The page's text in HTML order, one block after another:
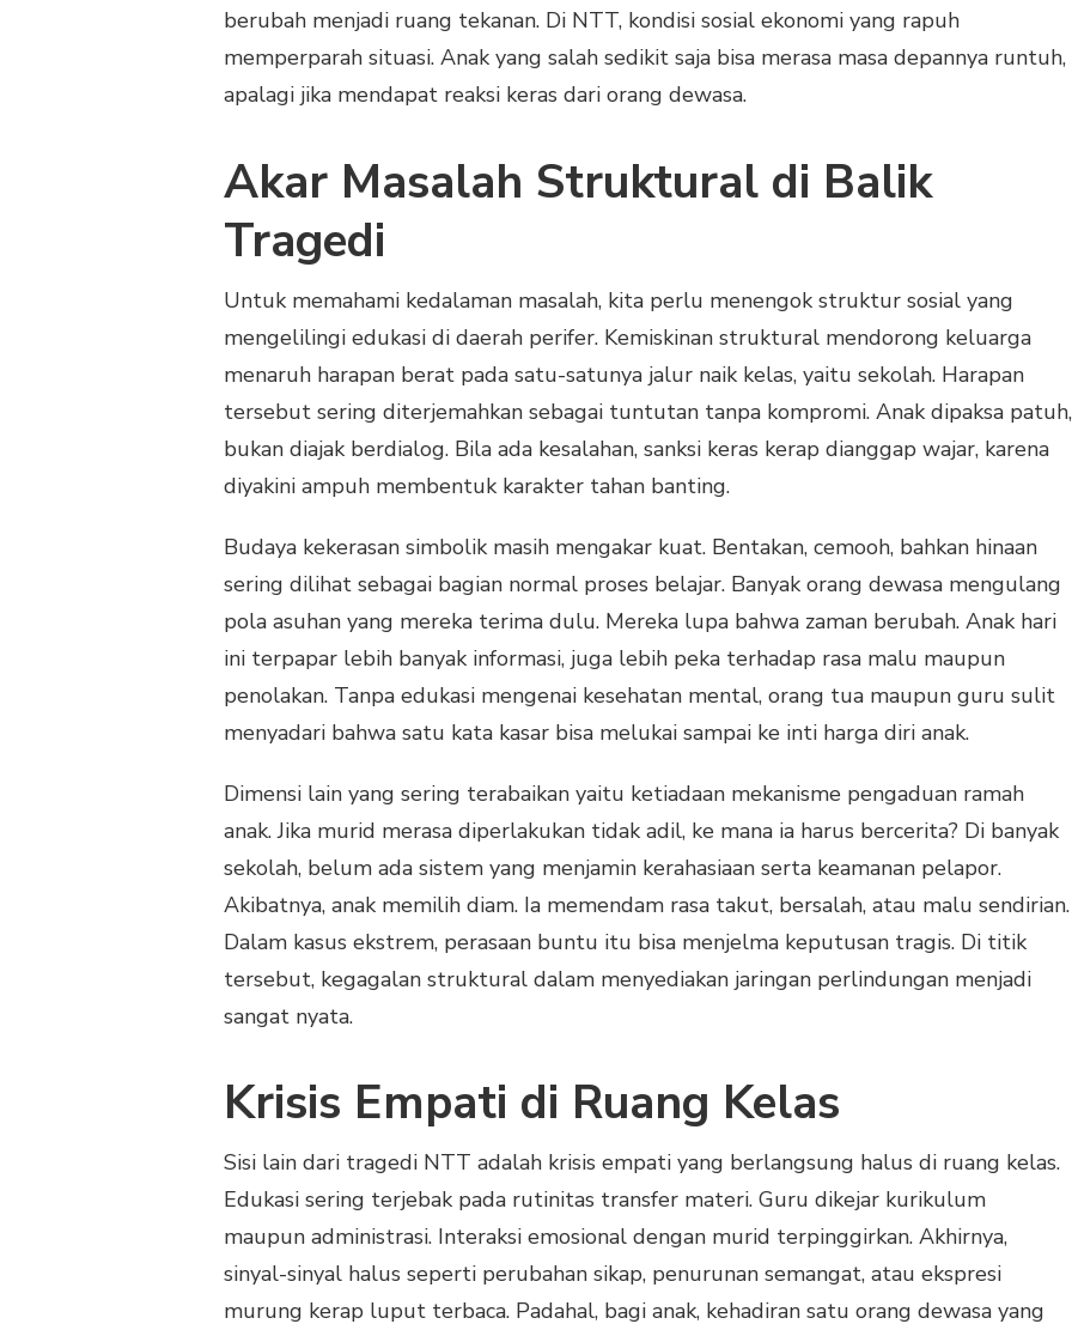
berubah menjadi ruang tekanan. Di NTT, kondisi sosial ekonomi yang rapuh
memperparah situasi. Anak yang salah sedikit saja bisa merasa masa depannya runtuh,
apalagi jika mendapat reaksi keras dari orang dewasa.
Akar Masalah Struktural di Balik
Tragedi
Untuk memahami kedalaman masalah, kita perlu menengok struktur sosial yang
mengelilingi edukasi di daerah perifer. Kemiskinan struktural mendorong keluarga
menaruh harapan berat pada satu-satunya jalur naik kelas, yaitu sekolah. Harapan
tersebut sering diterjemahkan sebagai tuntutan tanpa kompromi. Anak dipaksa patuh,
bukan diajak berdialog. Bila ada kesalahan, sanksi keras kerap dianggap wajar, karena
diyakini ampuh membentuk karakter tahan banting.
Budaya kekerasan simbolik masih mengakar kuat. Bentakan, cemooh, bahkan hinaan
sering dilihat sebagai bagian normal proses belajar. Banyak orang dewasa mengulang
pola asuhan yang mereka terima dulu. Mereka lupa bahwa zaman berubah. Anak hari
ini terpapar lebih banyak informasi, juga lebih peka terhadap rasa malu maupun
penolakan. Tanpa edukasi mengenai kesehatan mental, orang tua maupun guru sulit
menyadari bahwa satu kata kasar bisa melukai sampai ke inti harga diri anak.
Dimensi lain yang sering terabaikan yaitu ketiadaan mekanisme pengaduan ramah
anak. Jika murid merasa diperlakukan tidak adil, ke mana ia harus bercerita? Di banyak
sekolah, belum ada sistem yang menjamin kerahasiaan serta keamanan pelapor.
Akibatnya, anak memilih diam. Ia memendam rasa takut, bersalah, atau malu sendirian.
Dalam kasus ekstrem, perasaan buntu itu bisa menjelma keputusan tragis. Di titik
tersebut, kegagalan struktural dalam menyediakan jaringan perlindungan menjadi
sangat nyata.
Krisis Empati di Ruang Kelas
Sisi lain dari tragedi NTT adalah krisis empati yang berlangsung halus di ruang kelas.
Edukasi sering terjebak pada rutinitas transfer materi. Guru dikejar kurikulum
maupun administrasi. Interaksi emosional dengan murid terpinggirkan. Akhirnya,
sinyal-sinyal halus seperti perubahan sikap, penurunan semangat, atau ekspresi
murung kerap luput terbaca. Padahal, bagi anak, kehadiran satu orang dewasa yang